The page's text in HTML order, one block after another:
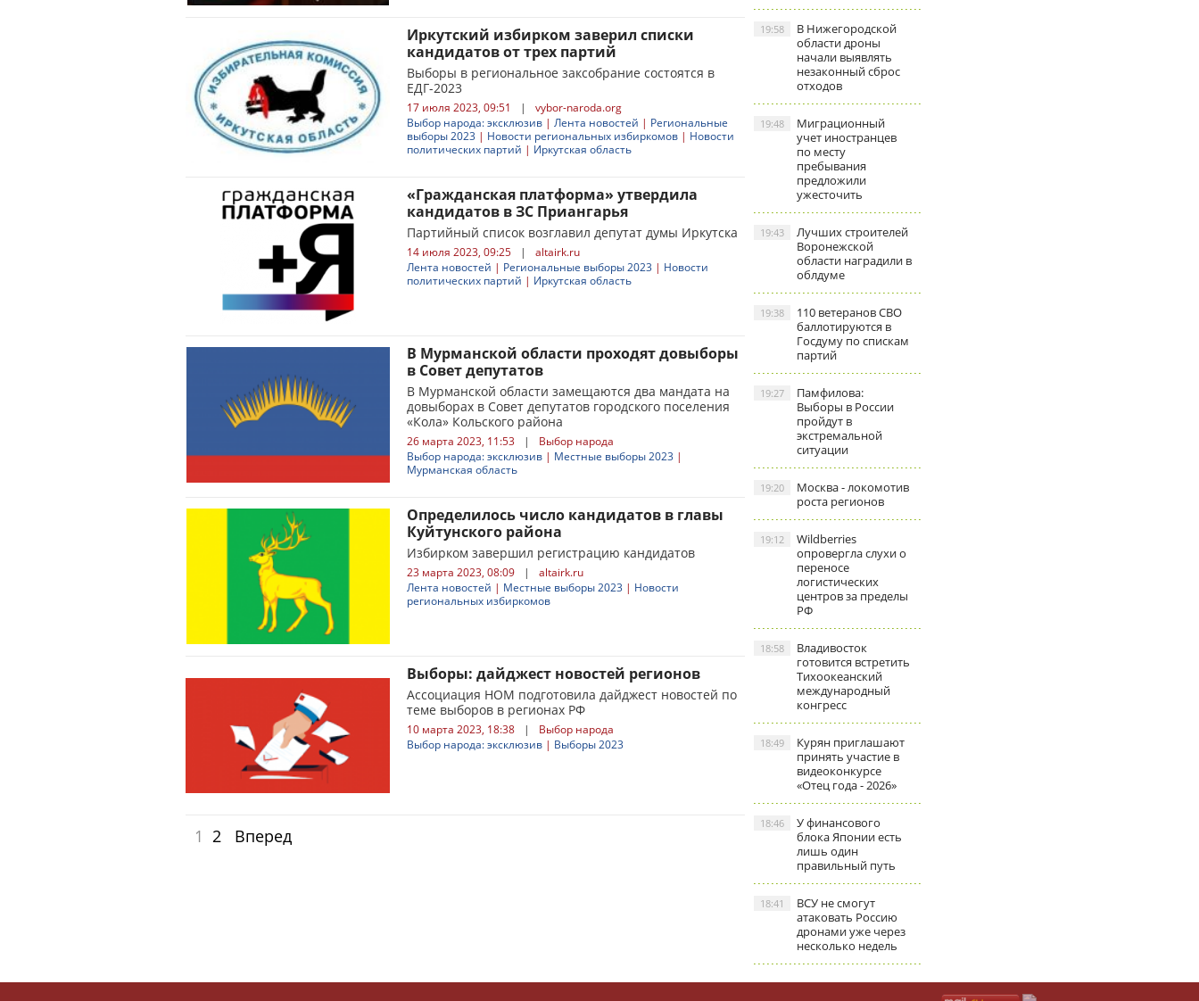
Иркутский избирком заверил списки
кандидатов от трех партий
Выборы в региональное заксобрание состоятся в
ЕДГ-2023
17 июля 2023, 09:51 |
vybor-naroda.org
Выбор народа: эксклюзив | Лента новостей | Региональные
выборы 2023 | Новости региональных избиркомов | Новости
политических партий | Иркутская область
«Гражданская платформа» утвердила
кандидатов в ЗС Приангарья
Партийный список возглавил депутат думы Иркутска
14 июля 2023, 09:25 |
altairk.ru
Лента новостей | Региональные выборы 2023 | Новости
политических партий | Иркутская область
В Мурманской области проходят довыборы
в Совет депутатов
В Мурманской области замещаются два мандата на
довыборах в Совет депутатов городского поселения
«Кола» Кольского района
26 марта 2023, 11:53 |
Выбор народа
Выбор народа: эксклюзив | Местные выборы 2023 |
Мурманская область
Определилось число кандидатов в главы
Куйтунского района
Избирком завершил регистрацию кандидатов
23 марта 2023, 08:09 |
altairk.ru
Лента новостей | Местные выборы 2023 | Новости
региональных избиркомов
Выборы: дайджест новостей регионов
Ассоциация НОМ подготовила дайджест новостей по
теме выборов в регионах РФ
10 марта 2023, 18:38 |
Выбор народа
Выбор народа: эксклюзив | Выборы 2023
1 2 Вперед
В Нижегородской
области дроны
начали выявлять
незаконный сброс
отходов
19:58
Миграционный
учет иностранцев
по месту
пребывания
предложили
ужесточить
19:48
Лучших строителей
Воронежской
области наградили в
облдуме
19:43
110 ветеранов СВО
баллотируются в
Госдуму по спискам
партий
19:38
Памфилова:
Выборы в России
пройдут в
экстремальной
ситуации
19:27
Москва - локомотив
роста регионов
19:20
Wildberries
опровергла слухи о
переносе
логистических
центров за пределы
РФ
19:12
Владивосток
готовится встретить
Тихоокеанский
международный
конгресс
18:58
Курян приглашают
принять участие в
видеоконкурсе
«Отец года - 2026»
18:49
У финансового
блока Японии есть
лишь один
правильный путь
18:46
ВСУ не смогут
атаковать Россию
дронами уже через
несколько недель
18:41